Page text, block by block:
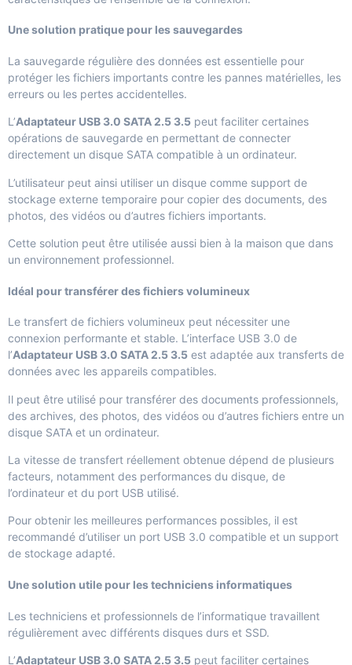
Une solution pratique pour les sauvegardes
La sauvegarde régulière des données est essentielle pour
protéger les fichiers importants contre les pannes matérielles, les
erreurs ou les pertes accidentelles.
L’Adaptateur USB 3.0 SATA 2.5 3.5 peut faciliter certaines
opérations de sauvegarde en permettant de connecter
directement un disque SATA compatible à un ordinateur.
L’utilisateur peut ainsi utiliser un disque comme support de
stockage externe temporaire pour copier des documents, des
photos, des vidéos ou d’autres fichiers importants.
Cette solution peut être utilisée aussi bien à la maison que dans
un environnement professionnel.
Idéal pour transférer des fichiers volumineux
Le transfert de fichiers volumineux peut nécessiter une
connexion performante et stable. L’interface USB 3.0 de
l’Adaptateur USB 3.0 SATA 2.5 3.5 est adaptée aux transferts de
données avec les appareils compatibles.
Il peut être utilisé pour transférer des documents professionnels,
des archives, des photos, des vidéos ou d’autres fichiers entre un
disque SATA et un ordinateur.
La vitesse de transfert réellement obtenue dépend de plusieurs
facteurs, notamment des performances du disque, de
l’ordinateur et du port USB utilisé.
Pour obtenir les meilleures performances possibles, il est
recommandé d’utiliser un port USB 3.0 compatible et un support
de stockage adapté.
Une solution utile pour les techniciens informatiques
Les techniciens et professionnels de l’informatique travaillent
régulièrement avec différents disques durs et SSD.
L’Adaptateur USB 3.0 SATA 2.5 3.5 peut faciliter certaines